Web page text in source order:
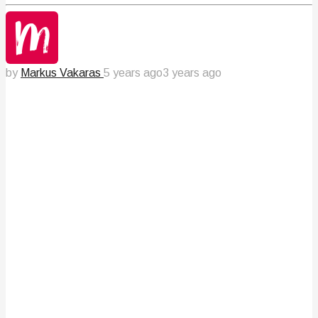
by Markus Vakaras 5 years ago3 years ago